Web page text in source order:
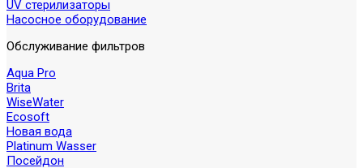
UV стерилизаторы
Насосное оборудование
Обслуживание фильтров
Aqua Pro
Brita
WiseWater
Ecosoft
Новая вода
Platinum Wasser
Посейдон